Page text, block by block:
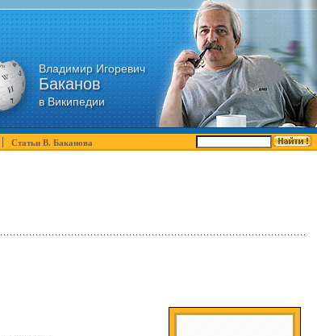
Владимир Игоревич
Баканов
в Википедии
Статьи В. Баканова